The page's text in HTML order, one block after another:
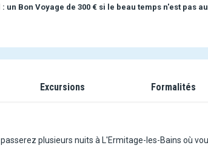
un Bon Voyage de 300 € si le beau temps n'est pas
Excursions Formalités
plusieurs nuits à L'Ermitage-les-Bains où